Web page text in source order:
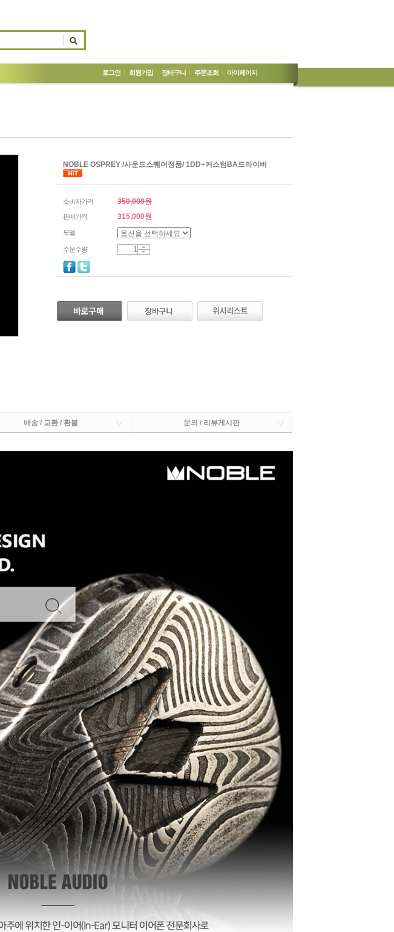
로그인 회원가입 장바구니 주문조회 마이페이지
NOBLE OSPREY /사운드스퀘어정품/ 1DD+커스텀BA드라이버
소비자가격 350,000원
판매가격 315,000원
모델
주문수량
배송 / 교환 / 환불 문의 / 리뷰게시판